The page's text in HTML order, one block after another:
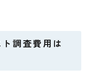
調査費用は